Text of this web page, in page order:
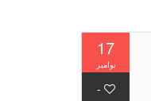
17
نوامبر
-